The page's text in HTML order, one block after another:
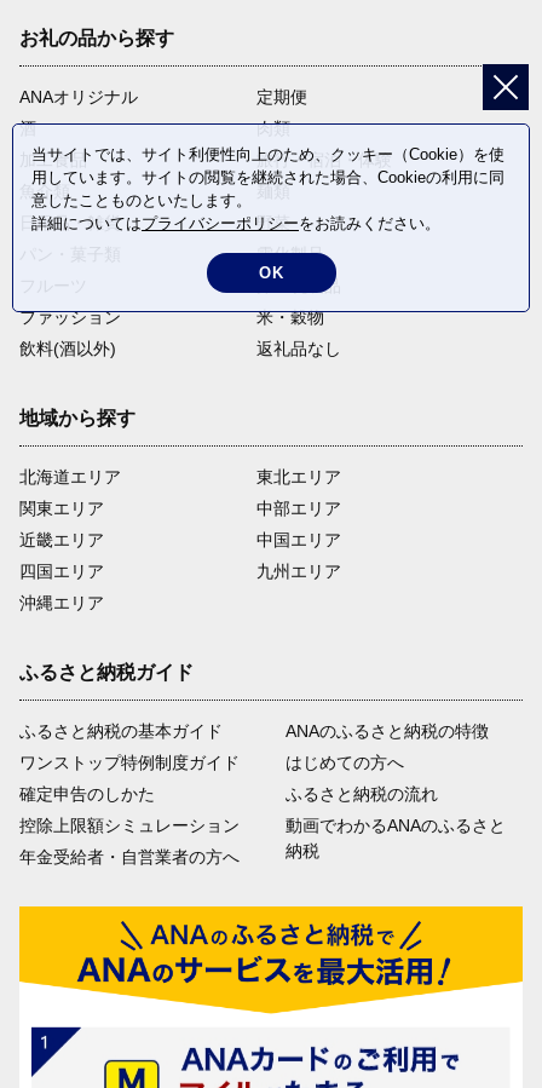
お礼の品から探す
ANAオリジナル
定期便
酒
肉類
加工食品
旅行・宿泊・体験
魚介類
麺類
日用品・雑貨
野菜
電化製品
卵・乳製品
ファッション
米・穀物
飲料(酒以外)
返礼品なし
地域から探す
北海道エリア
関東エリア
近畿エリア
四国エリア
沖縄エリア
東北エリア
中部エリア
中国エリア
九州エリア
ふるさと納税ガイド
ふるさと納税の基本ガイド
ワンストップ特例制度ガイド
確定申告のしかた
控除上限額シミュレーション
年金受給者・自営業者の方へ
ANAのふるさと納税の特徴
はじめての方へ
ふるさと納税の流れ
動画でわかるANAのふるさと
納税
当サイトでは、サイト利便性向上のため、クッキー（Cookie）を使
用しています。サイトの閲覧を継続された場合、Cookieの利用に同
意したことものといたします。
詳細についてはプライバシーポリシーをお読みください。
OK